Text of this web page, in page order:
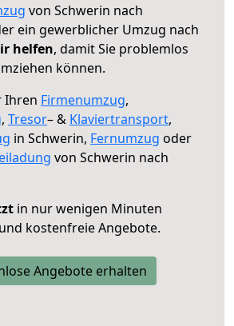
von Schwerin nach
ein gewerblicher Umzug nach
helfen, damit Sie problemlos
können.
Ihren Firmenumzug,
, Tresor– & Klaviertransport,
in Schwerin, Fernumzug oder
von Schwerin nach
in nur wenigen Minuten
kostenfreie Angebote.
Angebote erhalten